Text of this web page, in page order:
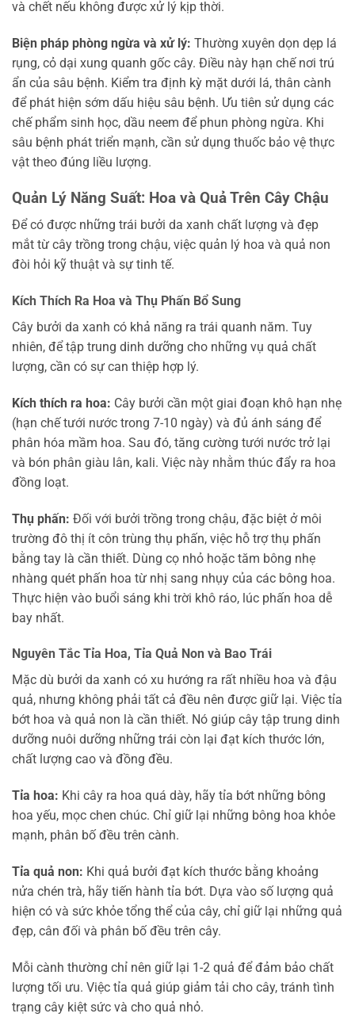
và chết nếu không được xử lý kịp thời.
Biện pháp phòng ngừa và xử lý: Thường xuyên dọn dẹp lá
rụng, cỏ dại xung quanh gốc cây. Điều này hạn chế nơi trú
ẩn của sâu bệnh. Kiểm tra định kỳ mặt dưới lá, thân cành
để phát hiện sớm dấu hiệu sâu bệnh. Ưu tiên sử dụng các
chế phẩm sinh học, dầu neem để phun phòng ngừa. Khi
sâu bệnh phát triển mạnh, cần sử dụng thuốc bảo vệ thực
vật theo đúng liều lượng.
Quản Lý Năng Suất: Hoa và Quả Trên Cây Chậu
Để có được những trái bưởi da xanh chất lượng và đẹp
mắt từ cây trồng trong chậu, việc quản lý hoa và quả non
đòi hỏi kỹ thuật và sự tinh tế.
Kích Thích Ra Hoa và Thụ Phấn Bổ Sung
Cây bưởi da xanh có khả năng ra trái quanh năm. Tuy
nhiên, để tập trung dinh dưỡng cho những vụ quả chất
lượng, cần có sự can thiệp hợp lý.
Kích thích ra hoa: Cây bưởi cần một giai đoạn khô hạn nhẹ
(hạn chế tưới nước trong 7-10 ngày) và đủ ánh sáng để
phân hóa mầm hoa. Sau đó, tăng cường tưới nước trở lại
và bón phân giàu lân, kali. Việc này nhằm thúc đẩy ra hoa
đồng loạt.
Thụ phấn: Đối với bưởi trồng trong chậu, đặc biệt ở môi
trường đô thị ít côn trùng thụ phấn, việc hỗ trợ thụ phấn
bằng tay là cần thiết. Dùng cọ nhỏ hoặc tăm bông nhẹ
nhàng quét phấn hoa từ nhị sang nhụy của các bông hoa.
Thực hiện vào buổi sáng khi trời khô ráo, lúc phấn hoa dễ
bay nhất.
Nguyên Tắc Tỉa Hoa, Tỉa Quả Non và Bao Trái
Mặc dù bưởi da xanh có xu hướng ra rất nhiều hoa và đậu
quả, nhưng không phải tất cả đều nên được giữ lại. Việc tỉa
bớt hoa và quả non là cần thiết. Nó giúp cây tập trung dinh
dưỡng nuôi dưỡng những trái còn lại đạt kích thước lớn,
chất lượng cao và đồng đều.
Tỉa hoa: Khi cây ra hoa quá dày, hãy tỉa bớt những bông
hoa yếu, mọc chen chúc. Chỉ giữ lại những bông hoa khỏe
mạnh, phân bố đều trên cành.
Tỉa quả non: Khi quả bưởi đạt kích thước bằng khoảng
nửa chén trà, hãy tiến hành tỉa bớt. Dựa vào số lượng quả
hiện có và sức khỏe tổng thể của cây, chỉ giữ lại những quả
đẹp, cân đối và phân bố đều trên cây.
Mỗi cành thường chỉ nên giữ lại 1-2 quả để đảm bảo chất
lượng tối ưu. Việc tỉa quả giúp giảm tải cho cây, tránh tình
trạng cây kiệt sức và cho quả nhỏ.